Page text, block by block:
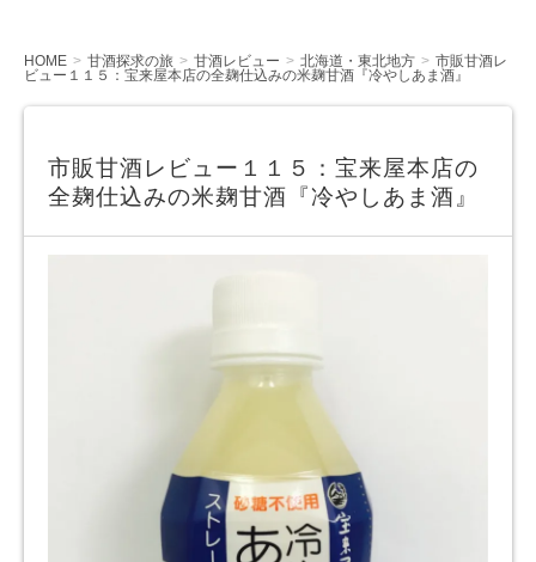
HOME 甘酒探求の旅 甘酒レビュー 北海道・東北地方
市販甘酒レ
ビュー１１５：宝来屋本店の全麹仕込みの米麹甘酒『冷やしあま酒』
市販甘酒レビュー１１５：宝来屋本店の
全麹仕込みの米麹甘酒『冷やしあま酒』